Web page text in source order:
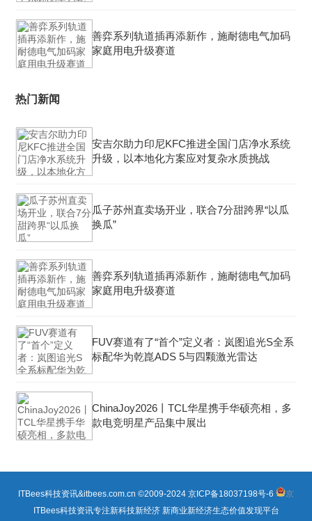
善弈系列轨道插再添新作，施耐德电气加码
家庭用电升级赛道
热门新闻
安吉尔助力印尼KFC推进全国门店净水系统
升级，以本地化方案应对复杂水质挑战
瓜子苏州直卖场开业，联合7分甜跨界“以瓜
换瓜”
善弈系列轨道插再添新作，施耐德电气加码
家庭用电升级赛道
FUV赛道有了“首个”定义者：岚图追光S全系
标配华为乾崑ADS 5与四颗激光雷达
ChinaJoy2026丨TCL华星携手华硕亮相，多
款电竞明星产品集中展出
ITBees科技资讯&itbees.com.cn ©2009-2024 京ICP备18037198号-6
京
ITBees科技资讯专注新科技新经济 新商业新经济生态价值发现平台